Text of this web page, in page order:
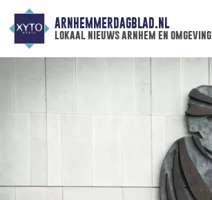
ARNHEMMERDAGBLAD.NL
lokaal nieuws arnhem en omgeving